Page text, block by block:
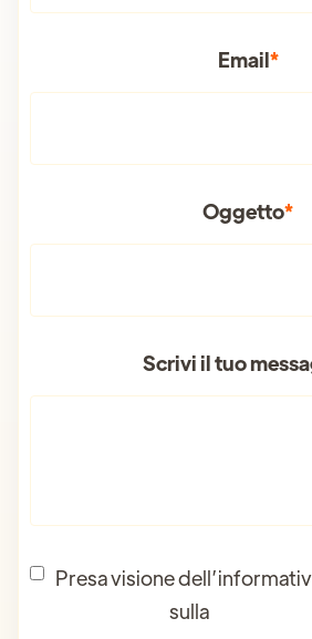
Email*
Oggetto*
Scrivi il tuo
Presa visione
sulla